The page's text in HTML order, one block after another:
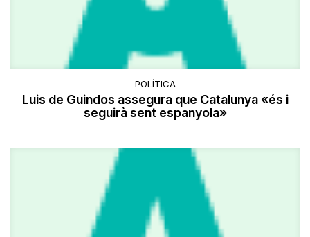
POLÍTICA
Luis de Guindos assegura que Catalunya «és i
seguirà sent espanyola»